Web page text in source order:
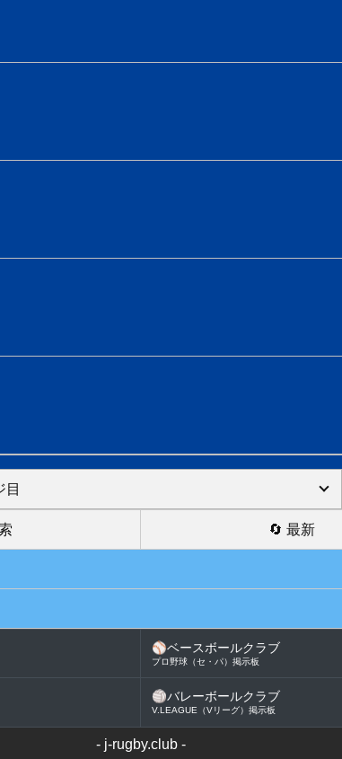
🔄 最新
⚾ベースボールクラブ
プロ野球（セ・パ）掲示板
🏐バレーボールクラブ
V.LEAGUE（Vリーグ）掲示板
- j-rugby.club -